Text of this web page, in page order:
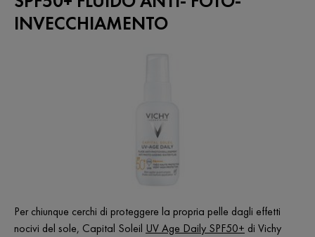
INVECCHIAMENTO
Per chiunque cerchi di proteggere la propria pelle dagli effetti
nocivi del sole, Capital Soleil UV Age Daily SPF50+ di Vichy